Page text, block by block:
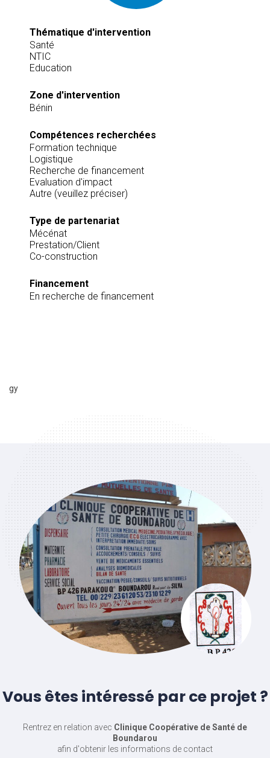
Thématique d'intervention
Santé
NTIC
Education
Zone d'intervention
Bénin
Compétences recherchées
Formation technique
Logistique
Recherche de financement
Evaluation d'impact
Autre (veuillez préciser)
Type de partenariat
Mécénat
Prestation/Client
Co-construction
Financement
En recherche de financement
gy
Vous êtes intéressé par ce projet ?
Rentrez en relation avec Clinique Coopérative de Santé de
Boundarou
afin d'obtenir les informations de contact